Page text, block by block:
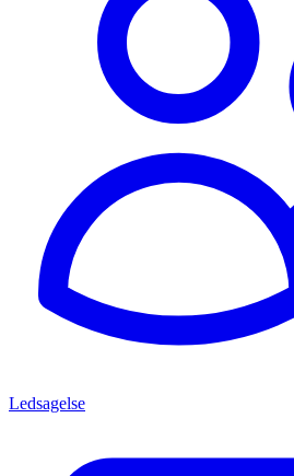
Ledsagelse